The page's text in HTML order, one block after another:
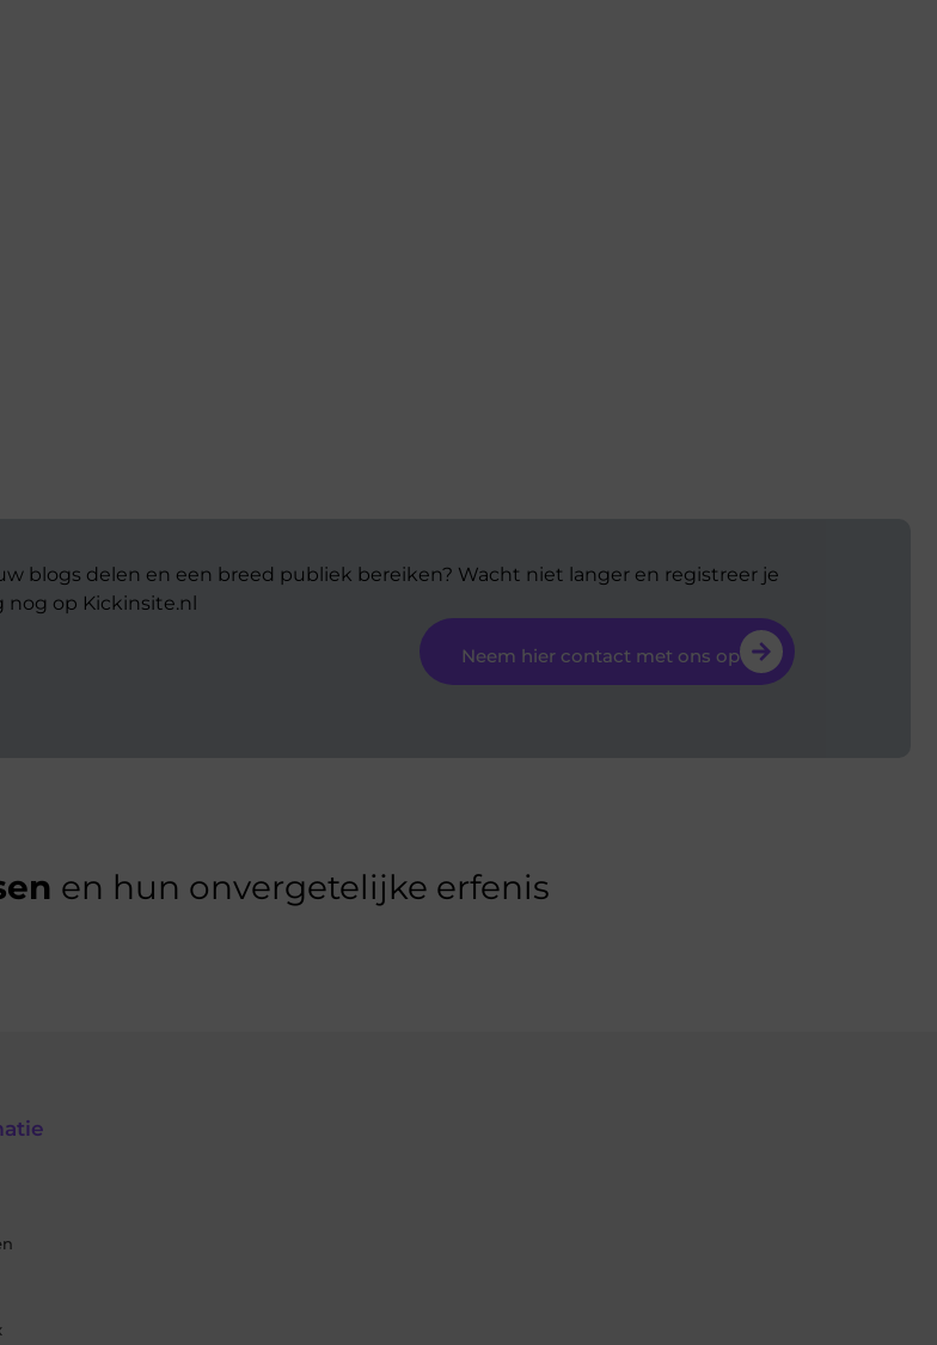
blogs delen en een breed publiek bereiken? Wacht niet langer en registreer je
nog op Kickinsite.nl
Neem hier contact met ons op
en hun onvergetelijke erfenis